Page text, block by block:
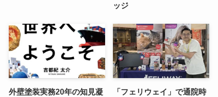
ッジ
外壁塗装実務20年の知見凝
「フェリウェイ」で通院時